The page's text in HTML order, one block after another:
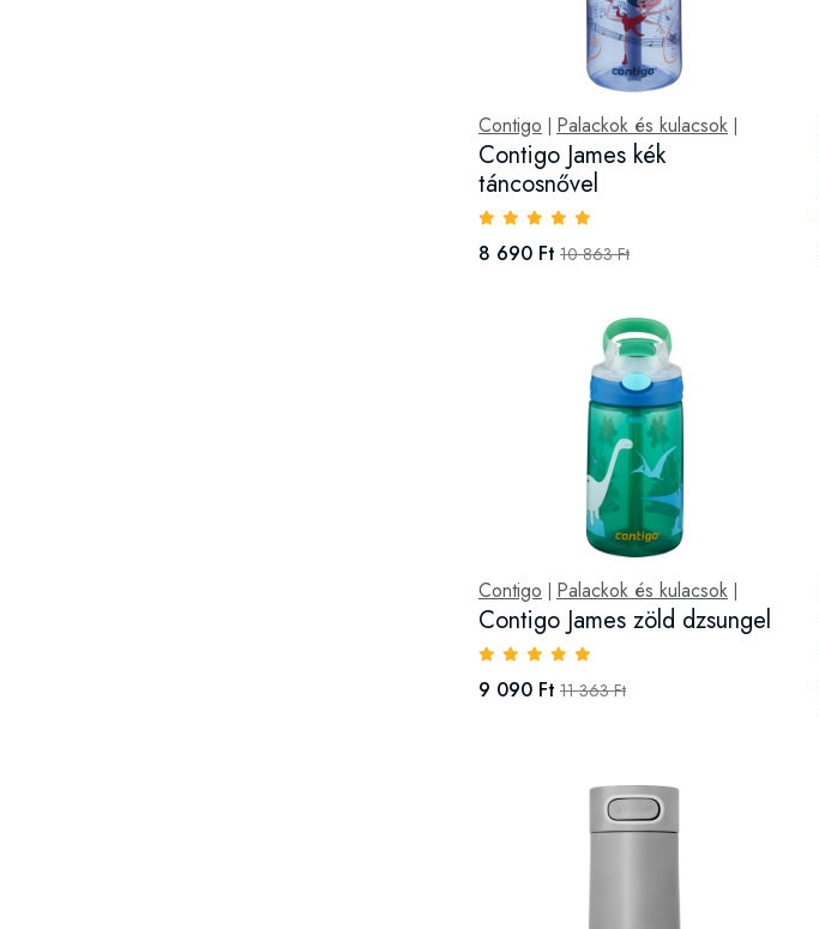
Contigo Palackok és kulacsok
Contigo James kék
táncosnővel
8 690 Ft 10 863 Ft
Contigo Palackok és kulacsok
Contigo James zöld dzsungel
9 090 Ft 11 363 Ft